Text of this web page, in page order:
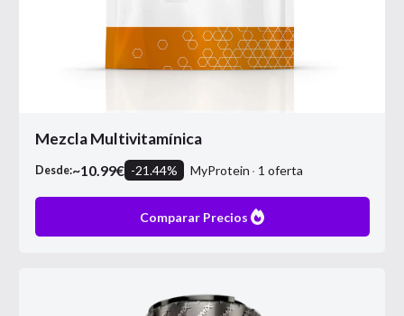
Mezcla Multivitamínica
Desde:~10.99€ -21.44% MyProtein 1 oferta
Comparar Precios